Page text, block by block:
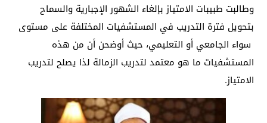
وطالبت طبيبات الامتياز بإلغاء الشهور الإجبارية والسماح
بتحويل فترة التدريب في المستشفيات المختلفة على مستوى
سواء الجامعي أو التعليمي، حيث أوضحن أن من هذه
المستشفيات ما هو معتمد لتدريب الزمالة لذا يصلح لتدريب
الامتياز.